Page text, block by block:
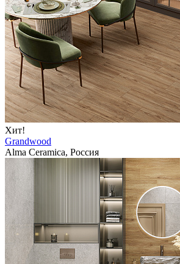
Хит!
Grandwood
Alma Ceramica, Россия